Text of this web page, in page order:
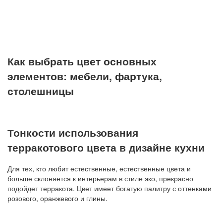
Как выбрать цвет основных
элементов: мебели, фартука,
столешницы
Тонкости использования
терракотового цвета в дизайне кухни
Для тех, кто любит естественные, естественные цвета и
больше склоняется к интерьерам в стиле эко, прекрасно
подойдет терракота. Цвет имеет богатую палитру с оттенками
розового, оранжевого и глины.